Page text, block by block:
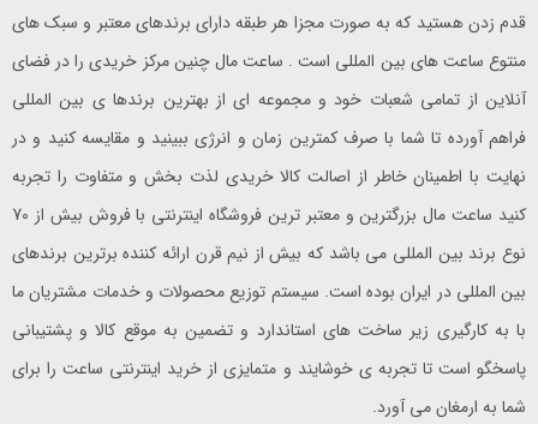
قدم زدن هستید که به صورت مجزا هر طبقه دارای برندهای معتبر و سبک های
منتوع ساعت های بین المللی است . ساعت مال چنین مرکز خریدی را در فضای
آنلاین از تمامی شعبات خود و مجموعه ای از بهترین برندها ی بین المللی
فراهم آورده تا شما با صرف کمترین زمان و انرژی ببینید و مقایسه کنید و در
نهایت با اطمینان خاطر از اصالت کالا خریدی لذت بخش و متفاوت را تجربه
کنید ساعت مال بزرگترین و معتبر ترین فروشگاه اینترنتی با فروش بیش از 70
نوع برند بین المللی می باشد که بیش از نیم قرن ارائه کننده برترین برندهای
بین المللی در ایران بوده است. سیستم توزیع محصولات و خدمات مشتریان ما
با به کارگیری زیر ساخت های استاندارد و تضمین به موقع کالا و پشتیبانی
پاسخگو است تا تجربه ی خوشایند و متمایزی از خرید اینترنتی ساعت را برای
شما به ارمغان می آورد.